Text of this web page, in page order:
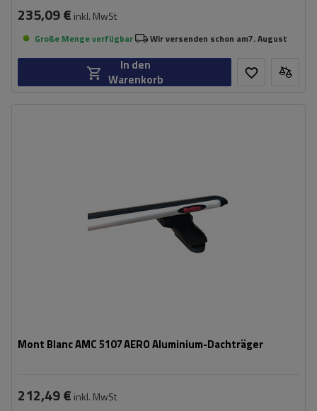
235,09 € inkl. MwSt
Große Menge verfügbar Wir versenden schon am7. August
In den
Warenkorb
Mont Blanc AMC 5107 AERO Aluminium-Dachträger
212,49 € inkl. MwSt